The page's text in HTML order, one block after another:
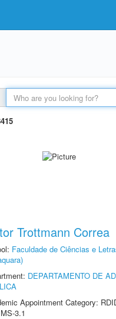
Trottmann Correa
Faculdade de Ciências e
DEPARTAMENTO DE
Appointment Category:
3.1